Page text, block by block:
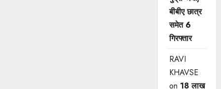
बीबीए छात्र
समेत 6
गिरफ्तार
RAVI
KHAVSE
on 18 लाख